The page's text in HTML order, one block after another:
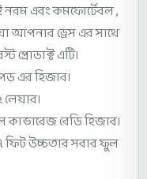
নরম এবং কমফোর্টেবল ,
আপনার ড্রেস এর সাথে
প্রোডাক্ট এটি।
এর হিজাব।
রেডি হিজাব।
ফিট উচ্চতার সবার ফুল